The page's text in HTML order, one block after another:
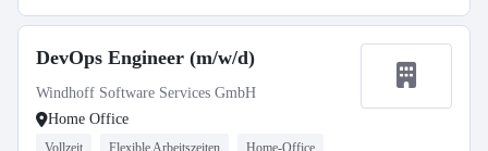
DevOps Engineer (m/w/d)
Windhoff Software Services GmbH
Home Office
Vollzeit Flexible Arbeitszeiten Home-Office